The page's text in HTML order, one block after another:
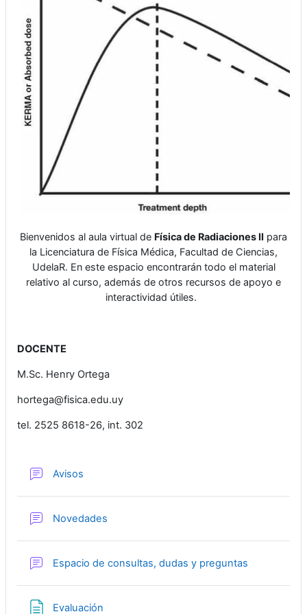
Bienvenidos al aula virtual de Física de Radiaciones II para
la Licenciatura de Física Médica, Facultad de Ciencias,
UdelaR. En este espacio encontrarán todo el material
relativo al curso, además de otros recursos de apoyo e
interactividad útiles.
DOCENTE
M.Sc. Henry Ortega
hortega@fisica.edu.uy
tel. 2525 8618-26, int. 302
Avisos
Novedades
Espacio de consultas, dudas y preguntas
Evaluación